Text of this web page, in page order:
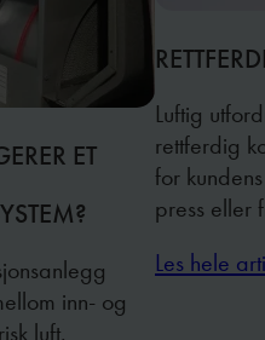
ET
inn- og
luft.
Luftig
rettferdig
for
press eller
Les hele